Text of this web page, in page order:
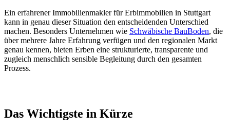
Ein erfahrener Immobilienmakler für Erbimmobilien in Stuttgart
kann in genau dieser Situation den entscheidenden Unterschied
machen. Besonders Unternehmen wie Schwäbische BauBoden, die
über mehrere Jahre Erfahrung verfügen und den regionalen Markt
genau kennen, bieten Erben eine strukturierte, transparente und
zugleich menschlich sensible Begleitung durch den gesamten
Prozess.
Das Wichtigste in Kürze